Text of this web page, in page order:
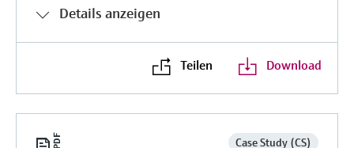
Details anzeigen
Teilen Download
Case Study (CS)